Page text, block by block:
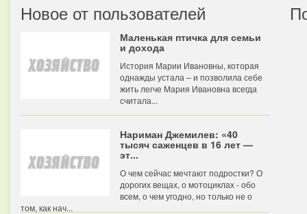
Новое от пользователей
Маленькая птичка для семьи
и дохода
История Марии Ивановны, которая
однажды устала – и позволила себе
жить легче Мария Ивановна всегда
считала...
Нариман Джемилев: «40
тысяч саженцев в 16 лет —
эт...
О чем сейчас мечтают подростки? О
дорогих вещах, о мотоциклах - обо
всем, о чем угодно, но только не о
том, как нач...